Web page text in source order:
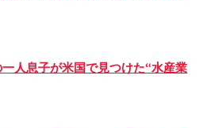
人息子が米国で見つけた“水産業